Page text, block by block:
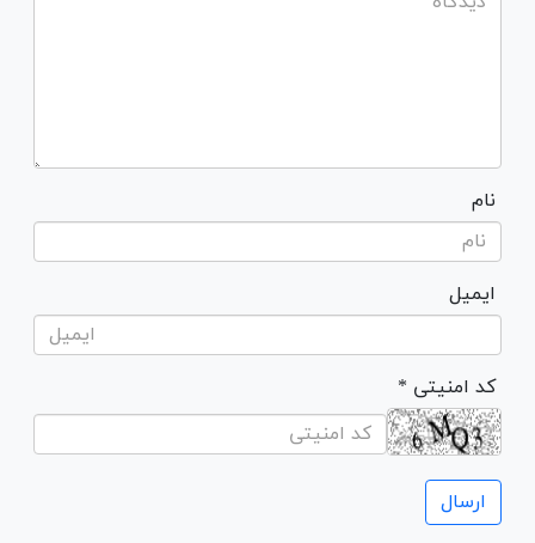
نام
ایمیل
* کد امنیتی